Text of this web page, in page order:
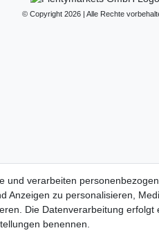
© Copyright 2026 | Alle Rechte
und verarbeiten
Anzeigen zu personalisieren,
Die Datenverarbeitung erfolgt
benennen.